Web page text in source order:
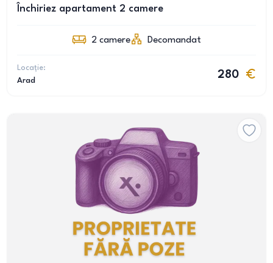
Închiriez apartament 2 camere
2 camere Decomandat
Locație:
Arad
280